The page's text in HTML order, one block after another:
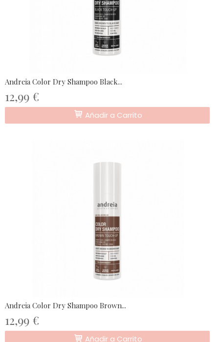
Andreia Color Dry Shampoo Black...
12,99 €
Añadir a Carrito
Andreia Color Dry Shampoo Brown...
12,99 €
Añadir a Carrito